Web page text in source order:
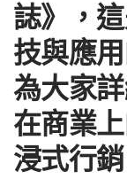
誌》，
技與應
為大家
在商業
浸式行銷